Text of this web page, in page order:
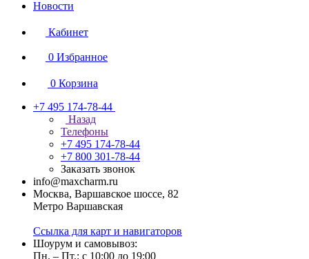
Новости
Кабинет
0 Избранное
0 Корзина
+7 495 174-78-44
Назад
Телефоны
+7 495 174-78-44
+7 800 301-78-44
Заказать звонок
info@maxcharm.ru
Москва, Варшавское шоссе, 82
Метро Варшавская
Ссылка для карт и навигаторов
Шоурум и самовывоз:
Пн. – Пт.: с 10:00 до 19:00